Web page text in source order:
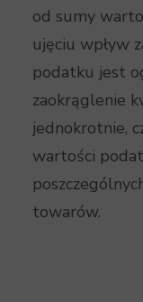
od sumy
ujęciu wpływ
podatku jest
zaokrąglenie
jednokrotnie,
wartości
towarów.